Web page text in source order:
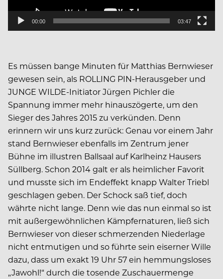
00:00 03:47
Es müssen bange Minuten für Matthias Bernwieser
gewesen sein, als ROLLING PIN-Herausgeber und
JUNGE WILDE-Initiator Jürgen Pichler die
Spannung immer mehr hinauszögerte, um den
Sieger des Jahres 2015 zu verkünden. Denn
erinnern wir uns kurz zurück: Genau vor einem Jahr
stand Bernwieser ebenfalls im Zentrum jener
Bühne im illustren Ballsaal auf Karlheinz Hausers
Süllberg. Schon 2014 galt er als heimlicher Favorit
und musste sich im Endeffekt knapp Walter Triebl
geschlagen geben. Der Schock saß tief, doch
währte nicht lange. Denn wie das nun einmal so ist
mit außergewöhnlichen Kämpfernaturen, ließ sich
Bernwieser von dieser schmerzenden Niederlage
nicht entmutigen und so führte sein eiserner Wille
dazu, dass um exakt 19 Uhr 57 ein hemmungsloses
„Jawohl!“ durch die tosende Zuschauermenge